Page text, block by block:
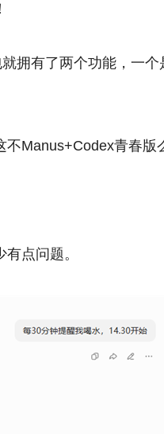
拥有了两个功能，一
Manus+Codex青春版
点问题。